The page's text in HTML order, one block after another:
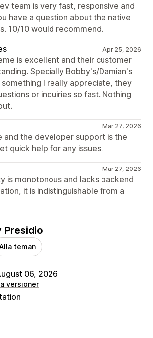
team is very fast, responsive and
have a question about the native
10/10 would recommend.
Apr 25, 2026
is excellent and their customer
Specially Bobby's/Damian's
I really appreciate, they
or inquiries so fast. Nothing
Mar 27, 2026
and the developer support is the
quick help for any issues.
Mar 27, 2026
is monotonous and lacks backend
it is indistinguishable from a
Presidio
Alla teman
06, 2026
versioner